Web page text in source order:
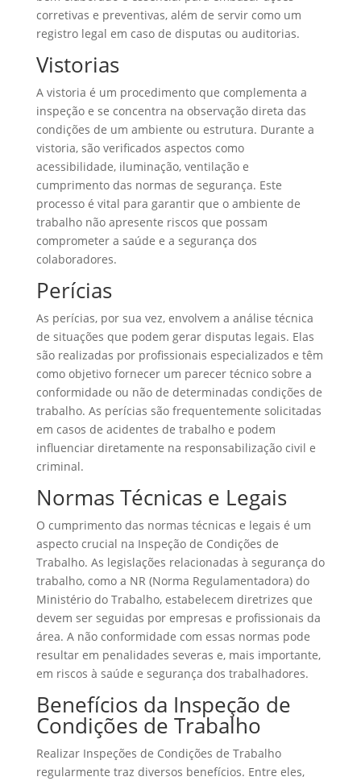
corretivas e preventivas, além de servir como um
registro legal em caso de disputas ou auditorias.
Vistorias
A vistoria é um procedimento que complementa a
inspeção e se concentra na observação direta das
condições de um ambiente ou estrutura. Durante a
vistoria, são verificados aspectos como
acessibilidade, iluminação, ventilação e
cumprimento das normas de segurança. Este
processo é vital para garantir que o ambiente de
trabalho não apresente riscos que possam
comprometer a saúde e a segurança dos
colaboradores.
Perícias
As perícias, por sua vez, envolvem a análise técnica
de situações que podem gerar disputas legais. Elas
são realizadas por profissionais especializados e têm
como objetivo fornecer um parecer técnico sobre a
conformidade ou não de determinadas condições de
trabalho. As perícias são frequentemente solicitadas
em casos de acidentes de trabalho e podem
influenciar diretamente na responsabilização civil e
criminal.
Normas Técnicas e Legais
O cumprimento das normas técnicas e legais é um
aspecto crucial na Inspeção de Condições de
Trabalho. As legislações relacionadas à segurança do
trabalho, como a NR (Norma Regulamentadora) do
Ministério do Trabalho, estabelecem diretrizes que
devem ser seguidas por empresas e profissionais da
área. A não conformidade com essas normas pode
resultar em penalidades severas e, mais importante,
em riscos à saúde e segurança dos trabalhadores.
Benefícios da Inspeção de
Condições de Trabalho
Realizar Inspeções de Condições de Trabalho
regularmente traz diversos benefícios. Entre eles,